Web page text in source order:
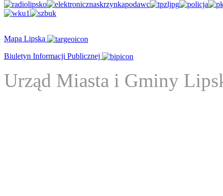
Mapa Lipska
Biuletyn Informacji Publicznej
Urząd Miasta i Gminy